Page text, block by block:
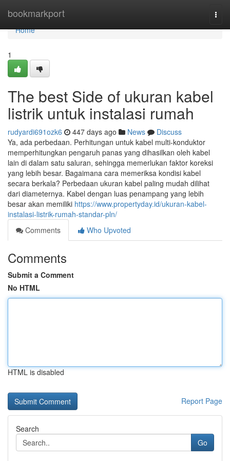
bookmarkport
Home
Home
1
The best Side of ukuran kabel
listrik untuk instalasi rumah
rudyardi691ozk6 447 days ago News
Discuss
Ya, ada perbedaan. Perhitungan untuk kabel multi-konduktor
memperhitungkan pengaruh panas yang dihasilkan oleh kabel
lain di dalam satu saluran, sehingga memerlukan faktor koreksi
yang lebih besar. Bagaimana cara memeriksa kondisi kabel
secara berkala? Perbedaan ukuran kabel paling mudah dilihat
dari diameternya. Kabel dengan luas penampang yang lebih
besar akan memiliki https://www.propertyday.id/ukuran-kabel-
instalasi-listrik-rumah-standar-pln/
Comments
Who Upvoted
Comments
Submit a Comment
No HTML
HTML is disabled
Report Page
Search
Go